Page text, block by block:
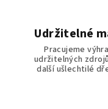
Udržitelné
Pracujeme
udržitelných
další ušlechtilé